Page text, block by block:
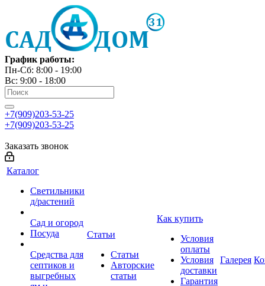
График работы:
Пн-Сб: 8:00 - 19:00
Вс: 9:00 - 18:00
+7(909)203-53-25
+7(909)203-53-25
Заказать звонок
Каталог
Светильники
д/растений
Сад и огород
Посуда
Средства для
септиков и
выгребных
Статьи
Статьи
Авторские
статьи
Как купить
Условия
оплаты
Условия
доставки
Гарантия
Галерея